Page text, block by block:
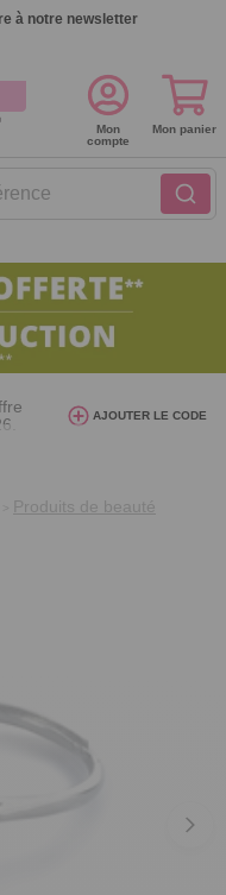
à notre newsletter
Mon
compte
Mon panier
AJOUTER LE CODE
Produits de beauté